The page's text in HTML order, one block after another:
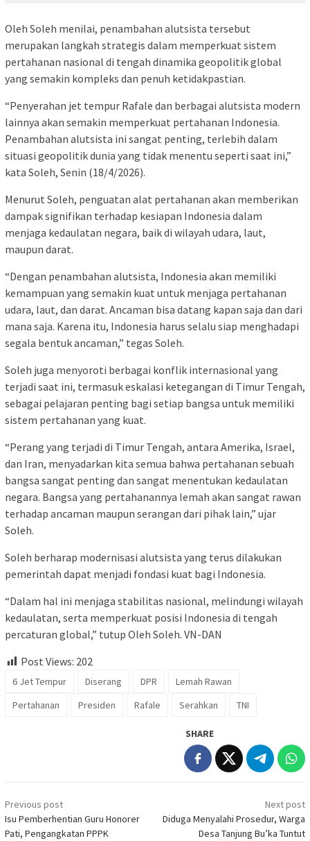
Oleh Soleh menilai, penambahan alutsista tersebut
merupakan langkah strategis dalam memperkuat sistem
pertahanan nasional di tengah dinamika geopolitik global
yang semakin kompleks dan penuh ketidakpastian.
“Penyerahan jet tempur Rafale dan berbagai alutsista modern
lainnya akan semakin memperkuat pertahanan Indonesia.
Penambahan alutsista ini sangat penting, terlebih dalam
situasi geopolitik dunia yang tidak menentu seperti saat ini,”
kata Soleh, Senin (18/4/2026).
Menurut Soleh, penguatan alat pertahanan akan memberikan
dampak signifikan terhadap kesiapan Indonesia dalam
menjaga kedaulatan negara, baik di wilayah udara, laut,
maupun darat.
“Dengan penambahan alutsista, Indonesia akan memiliki
kemampuan yang semakin kuat untuk menjaga pertahanan
udara, laut, dan darat. Ancaman bisa datang kapan saja dan dari
mana saja. Karena itu, Indonesia harus selalu siap menghadapi
segala bentuk ancaman,” tegas Soleh.
Soleh juga menyoroti berbagai konflik internasional yang
terjadi saat ini, termasuk eskalasi ketegangan di Timur Tengah,
sebagai pelajaran penting bagi setiap bangsa untuk memiliki
sistem pertahanan yang kuat.
“Perang yang terjadi di Timur Tengah, antara Amerika, Israel,
dan Iran, menyadarkan kita semua bahwa pertahanan sebuah
bangsa sangat penting dan sangat menentukan kedaulatan
negara. Bangsa yang pertahanannya lemah akan sangat rawan
terhadap ancaman maupun serangan dari pihak lain,” ujar
Soleh.
Soleh berharap modernisasi alutsista yang terus dilakukan
pemerintah dapat menjadi fondasi kuat bagi Indonesia.
“Dalam hal ini menjaga stabilitas nasional, melindungi wilayah
kedaulatan, serta memperkuat posisi Indonesia di tengah
percaturan global,” tutup Oleh Soleh. VN-DAN
Post Views: 202
6 Jet Tempur Diserang DPR
Lemah Rawan
Pertahanan
Presiden Rafale Serahkan TNI
SHARE
Post
navigation
Previous post
Isu Pemberhentian Guru Honorer
Pati, Pengangkatan PPPK
Next post
Diduga Menyalahi Prosedur, Warga
Desa Tanjung Bu’ka Tuntut